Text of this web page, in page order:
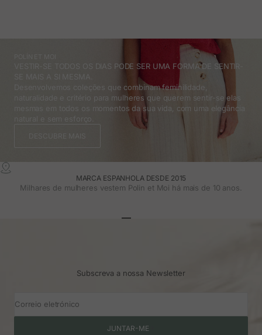
VESTIR-SE TODOS OS DIAS PODE SER UMA FORMA DE SENTIR-
SE MAIS A SI MESMA.
Desenvolvemos coleções que combinam feminilidade,
naturalidade e critério para mulheres que querem sentir-se elas
mesmas em todos os momentos da sua vida, com uma elegância
natural e sem esforço.
DESCUBRE MAIS
MARCA ESPANHOLA DESDE 2015
Milhares de mulheres vestem Polin et Moi há mais de 10 anos.
Subscreva a nossa Newsletter
Correio eletrónico
JUNTAR-ME